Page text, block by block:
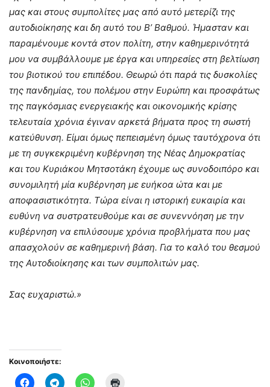
μας και στους συμπολίτες μας από αυτό μετερίζι της
αυτοδιοίκησης και δη αυτό του Β’ Βαθμού. Ήμασταν και
παραμένουμε κοντά στον πολίτη, στην καθημερινότητά
μου να συμβάλλουμε με έργα και υπηρεσίες στη βελτίωση
του βιοτικού του επιπέδου. Θεωρώ ότι παρά τις δυσκολίες
της πανδημίας, του πολέμου στην Ευρώπη και προσφάτως
της παγκόσμιας ενεργειακής και οικονομικής κρίσης
τελευταία χρόνια έγιναν αρκετά βήματα προς τη σωστή
κατεύθυνση. Είμαι όμως πεπεισμένη όμως ταυτόχρονα ότι
με τη συγκεκριμένη κυβέρνηση της Νέας Δημοκρατίας
και του Κυριάκου Μητσοτάκη έχουμε ως συνοδοιπόρο και
συνομιλητή μία κυβέρνηση με ευήκοα ώτα και με
αποφασιστικότητα. Τώρα είναι η ιστορική ευκαιρία και
ευθύνη να συστρατευθούμε και σε συνεννόηση με την
κυβέρνηση να επιλύσουμε χρόνια προβλήματα που μας
απασχολούν σε καθημερινή βάση. Για το καλό του θεσμού
της Αυτοδιοίκησης και των συμπολιτών μας.
Σας ευχαριστώ.»
Κοινοποιήστε: